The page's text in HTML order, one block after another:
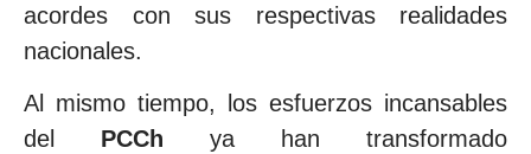
acordes con sus respectivas realidades
nacionales.
Al mismo tiempo, los esfuerzos incansables
del PCCh ya han transformado